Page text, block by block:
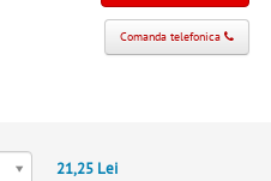
Comanda telefonica
21,25 Lei